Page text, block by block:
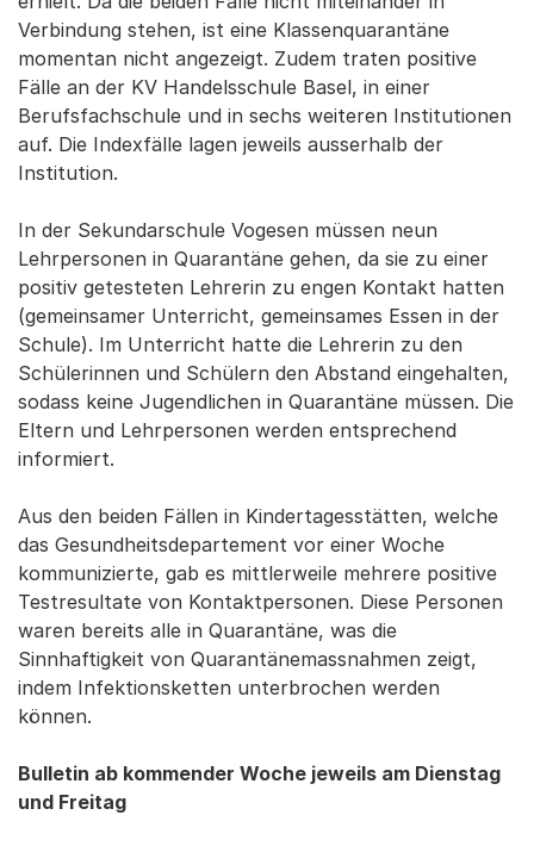
Verbindung stehen, ist eine Klassenquarantäne
momentan nicht angezeigt. Zudem traten positive
Fälle an der KV Handelsschule Basel, in einer
Berufsfachschule und in sechs weiteren Institutionen
auf. Die Indexfälle lagen jeweils ausserhalb der
Institution.
In der Sekundarschule Vogesen müssen neun
Lehrpersonen in Quarantäne gehen, da sie zu einer
positiv getesteten Lehrerin zu engen Kontakt hatten
(gemeinsamer Unterricht, gemeinsames Essen in der
Schule). Im Unterricht hatte die Lehrerin zu den
Schülerinnen und Schülern den Abstand eingehalten,
sodass keine Jugendlichen in Quarantäne müssen. Die
Eltern und Lehrpersonen werden entsprechend
informiert.
Aus den beiden Fällen in Kindertagesstätten, welche
das Gesundheitsdepartement vor einer Woche
kommunizierte, gab es mittlerweile mehrere positive
Testresultate von Kontaktpersonen. Diese Personen
waren bereits alle in Quarantäne, was die
Sinnhaftigkeit von Quarantänemassnahmen zeigt,
indem Infektionsketten unterbrochen werden
können.
Bulletin ab kommender Woche jeweils am Dienstag
und Freitag